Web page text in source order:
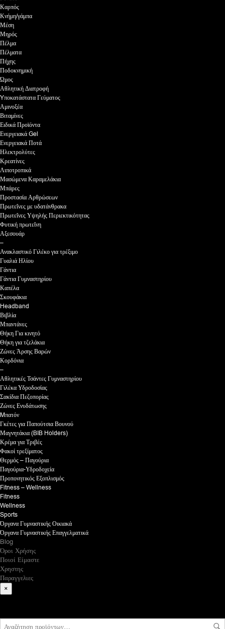
Καρπός
Κνήμη/γάμπα
Μέση
Μηρός
Πέλμα
Πέλματα
Πήχης
Ποδοκνημική
Ώμος
Αθλητική Διατροφή
Yποκατάστατα Γεύματος
Αμινοξέα
Βιταμίνες
Ειδικά Προϊόντα
Ενεργειακά Gel
Ενεργειακά Ποτά
Ηλεκτρολύτες
Κρεατίνες
Λιποτροπικά
Μασώμενα Καραμελάκια
Μπάρες
Προστασία Αρθρώσεων
Πρωτεΐνες με υδατάνθρακα
Πρωτεΐνες Υψηλής Περιεκτικότητας
Φυτική πρωτεΐνη
Αξεσουάρ
–
Ανακλαστικό Γιλέκο για τρέξιμο
Γυαλιά Ηλίου
Γάντια
Γάντια Γυμναστηρίου
Καπέλα
Σκουφάκια
Headband
Βιβλία
Μπαντάνες
Θήκη Για κινητό
Θήκη για τζελάκια
Ζώνες Άρσης Βαρών
Κορδόνια
–
Αθλητικές Τσάντες Γυμναστηρίου
Γιλέκα Υδροδοσίας
Σακίδια Πεζοπορίας
Ζώνες Ενυδάτωσης
Mπατόν
Γκέτες για Παπούτσια Βουνού
Μαγνητάκια (BIB Holders)
Κρέμα για Τριβές
Φακοί τρεξίματος
Θερμός – Παγούρια
Παγούρια-Υδροδοχεία
Προπονητικός Εξοπλισμός
Fitness – Wellness
Fitness
Wellness
Sports
Όργανα Γυμναστικής Οικιακά
Όργανα Γυμναστικής Επαγγελματικά
Blog
Όροι Χρήσης
Ποιοί Είμαστε
Χρηστης
Παραγγελιες
×